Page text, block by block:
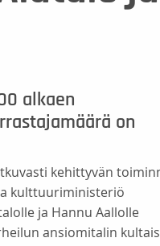
alkaen
on
kehittyvän
kulttuuriministeriö
ja Hannu Aallolle
ansiomitalin